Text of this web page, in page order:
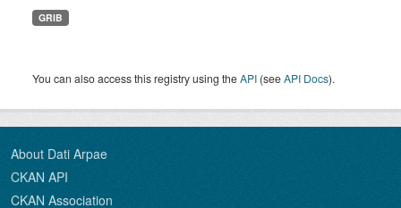
GRIB
You can also access this registry using theAPI (seeAPI Docs).
About Dati Arpae
CKAN API
CKAN Association